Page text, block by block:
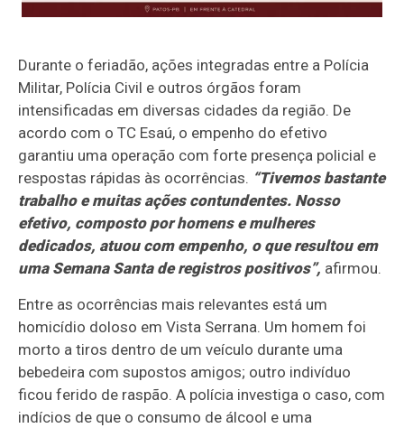
Durante o feriadão, ações integradas entre a Polícia
Militar, Polícia Civil e outros órgãos foram
intensificadas em diversas cidades da região. De
acordo com o TC Esaú, o empenho do efetivo
garantiu uma operação com forte presença policial e
respostas rápidas às ocorrências. “Tivemos bastante
trabalho e muitas ações contundentes. Nosso
efetivo, composto por homens e mulheres
dedicados, atuou com empenho, o que resultou em
uma Semana Santa de registros positivos”, afirmou.
Entre as ocorrências mais relevantes está um
homicídio doloso em Vista Serrana. Um homem foi
morto a tiros dentro de um veículo durante uma
bebedeira com supostos amigos; outro indivíduo
ficou ferido de raspão. A polícia investiga o caso, com
indícios de que o consumo de álcool e uma